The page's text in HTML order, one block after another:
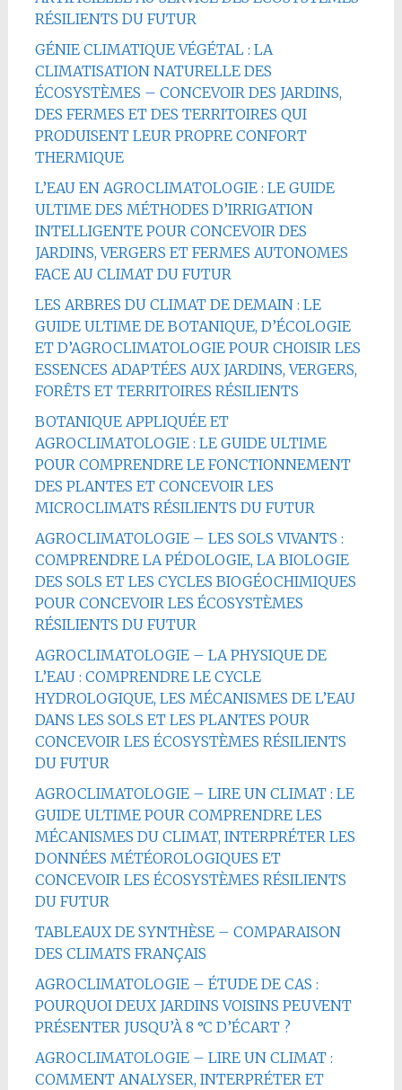
RÉSILIENTS DU FUTUR
GÉNIE CLIMATIQUE VÉGÉTAL : LA
CLIMATISATION NATURELLE DES
ÉCOSYSTÈMES – CONCEVOIR DES JARDINS,
DES FERMES ET DES TERRITOIRES QUI
PRODUISENT LEUR PROPRE CONFORT
THERMIQUE
L’EAU EN AGROCLIMATOLOGIE : LE GUIDE
ULTIME DES MÉTHODES D’IRRIGATION
INTELLIGENTE POUR CONCEVOIR DES
JARDINS, VERGERS ET FERMES AUTONOMES
FACE AU CLIMAT DU FUTUR
LES ARBRES DU CLIMAT DE DEMAIN : LE
GUIDE ULTIME DE BOTANIQUE, D’ÉCOLOGIE
ET D’AGROCLIMATOLOGIE POUR CHOISIR LES
ESSENCES ADAPTÉES AUX JARDINS, VERGERS,
FORÊTS ET TERRITOIRES RÉSILIENTS
BOTANIQUE APPLIQUÉE ET
AGROCLIMATOLOGIE : LE GUIDE ULTIME
POUR COMPRENDRE LE FONCTIONNEMENT
DES PLANTES ET CONCEVOIR LES
MICROCLIMATS RÉSILIENTS DU FUTUR
AGROCLIMATOLOGIE – LES SOLS VIVANTS :
COMPRENDRE LA PÉDOLOGIE, LA BIOLOGIE
DES SOLS ET LES CYCLES BIOGÉOCHIMIQUES
POUR CONCEVOIR LES ÉCOSYSTÈMES
RÉSILIENTS DU FUTUR
AGROCLIMATOLOGIE – LA PHYSIQUE DE
L’EAU : COMPRENDRE LE CYCLE
HYDROLOGIQUE, LES MÉCANISMES DE L’EAU
DANS LES SOLS ET LES PLANTES POUR
CONCEVOIR LES ÉCOSYSTÈMES RÉSILIENTS
DU FUTUR
AGROCLIMATOLOGIE – LIRE UN CLIMAT : LE
GUIDE ULTIME POUR COMPRENDRE LES
MÉCANISMES DU CLIMAT, INTERPRÉTER LES
DONNÉES MÉTÉOROLOGIQUES ET
CONCEVOIR LES ÉCOSYSTÈMES RÉSILIENTS
DU FUTUR
TABLEAUX DE SYNTHÈSE – COMPARAISON
DES CLIMATS FRANÇAIS
AGROCLIMATOLOGIE – ÉTUDE DE CAS :
POURQUOI DEUX JARDINS VOISINS PEUVENT
PRÉSENTER JUSQU’À 8 °C D’ÉCART ?
AGROCLIMATOLOGIE – LIRE UN CLIMAT :
COMMENT ANALYSER, INTERPRÉTER ET